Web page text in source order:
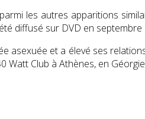
les autres apparitions
diffusé sur DVD en septembre
asexuée et a élevé ses
Watt Club à Athènes, en